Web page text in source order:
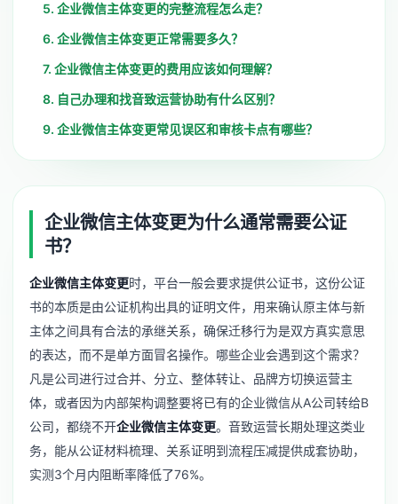
5. 企业微信主体变更的完整流程怎么走？
6. 企业微信主体变更正常需要多久？
7. 企业微信主体变更的费用应该如何理解？
8. 自己办理和找音致运营协助有什么区别？
9. 企业微信主体变更常见误区和审核卡点有哪些？
企业微信主体变更为什么通常需要公证
书？
企业微信主体变更时，平台一般会要求提供公证书，这份公证
书的本质是由公证机构出具的证明文件，用来确认原主体与新
主体之间具有合法的承继关系，确保迁移行为是双方真实意思
的表达，而不是单方面冒名操作。哪些企业会遇到这个需求？
凡是公司进行过合并、分立、整体转让、品牌方切换运营主
体，或者因为内部架构调整要将已有的企业微信从A公司转给B
公司，都绕不开企业微信主体变更。音致运营长期处理这类业
务，能从公证材料梳理、关系证明到流程压减提供成套协助，
实测3个月内阻断率降低了76%。